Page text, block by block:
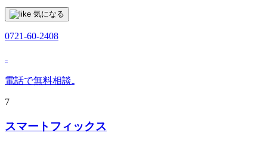
気になる
0721-60-2408
電話で無料相談
7
スマートフィックス